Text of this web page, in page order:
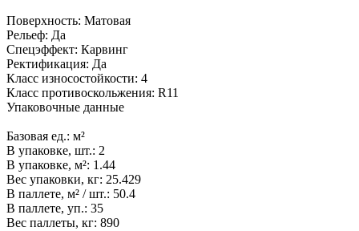
Поверхность: Матовая
Рельеф: Да
Спецэффект: Карвинг
Ректификация: Да
Класс износостойкости: 4
Класс противоскольжения: R11
Упаковочные данные
Базовая ед.: м²
В упаковке, шт.: 2
В упаковке, м²: 1.44
Вес упаковки, кг: 25.429
В паллете, м² / шт.: 50.4
В паллете, уп.: 35
Вес паллеты, кг: 890